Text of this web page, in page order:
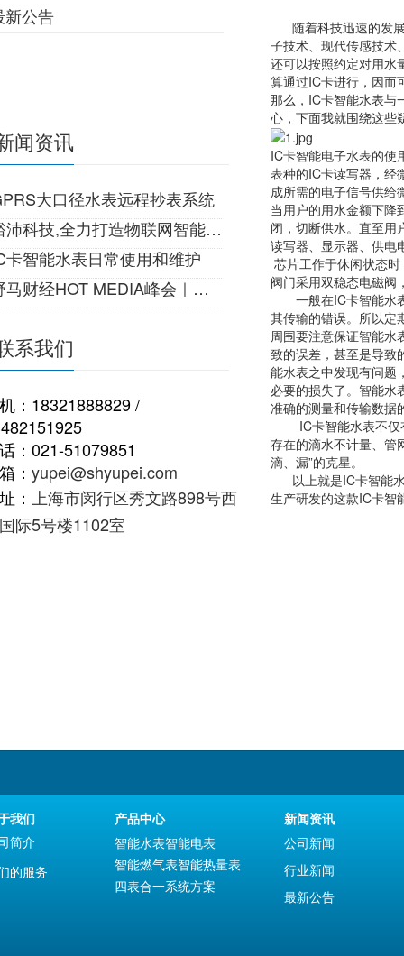
新公告
随着科技迅速的发展
子技术、现代传感技术
还可以按照约定对用水
算通过IC卡进行，因而
那么，IC卡智能水表与
心，下面我就围绕这些
IC卡智能电子水表的使
表种的IC卡读写器，经
成所需的电子信号供给
当用户的用水金额下降
闭，切断供水。直至用
读写器、显示器、供电
芯片工作于休闲状态
阀门采用双稳态电磁阀
一般在IC卡智能水表
其传输的错误。所以定
周围要注意保证智能水
致的误差，甚至是导致
能水表之中发现有问题
必要的损失了。智能水
准确的测量和传输数据
IC卡智能水表不仅有
存在的滴水不计量、管
滴、漏”的克星。
以上就是IC卡智能水
生产研发的这款IC卡智
闻资讯
大口径水表远程抄表系统
科技,全力打造物联网智能生活!
卡智能水表日常使用和维护
财经HOT MEDIA峰会｜一份来自22世纪的邀请
系我们
：18321888829 /
：021-51079851
： yupei@shyupei.com
：
上海市闵行区秀文路898号西
际5号楼1102室
产品中心
智能水表智能电表
智能燃气表智能热量表
四表合一系统方案
新闻资讯
公司新闻
行业新闻
最新公告
我们
简介
的服务